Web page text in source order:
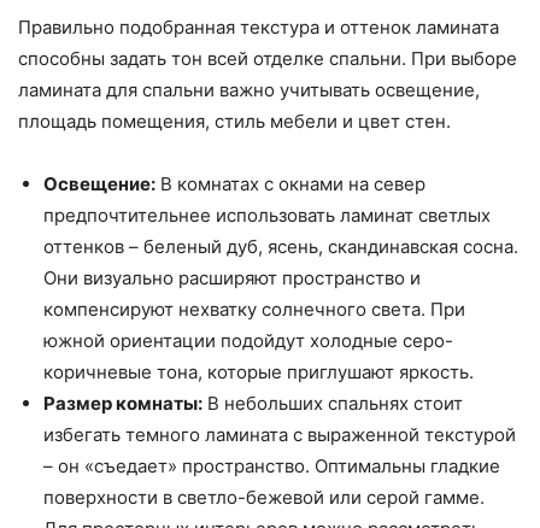
Правильно подобранная текстура и оттенок ламината
способны задать тон всей отделке спальни. При выборе
ламината для спальни важно учитывать освещение,
площадь помещения, стиль мебели и цвет стен.
Освещение: В комнатах с окнами на север
предпочтительнее использовать ламинат светлых
оттенков – беленый дуб, ясень, скандинавская сосна.
Они визуально расширяют пространство и
компенсируют нехватку солнечного света. При
южной ориентации подойдут холодные серо-
коричневые тона, которые приглушают яркость.
Размер комнаты: В небольших спальнях стоит
избегать темного ламината с выраженной текстурой
– он «съедает» пространство. Оптимальны гладкие
поверхности в светло-бежевой или серой гамме.